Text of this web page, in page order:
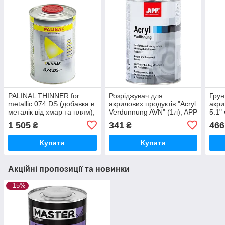
PALINAL THINNER for
metallic 074.DS (добавка в
металік від хмар та плям),
1 505 ₴
Купити
Розріджувач для
акрилових продуктів "Acryl
Verdunnung AVN" (1л), APP
341₴
Купити
5:1"
466
Акційні пропозиції та новинки
–15%